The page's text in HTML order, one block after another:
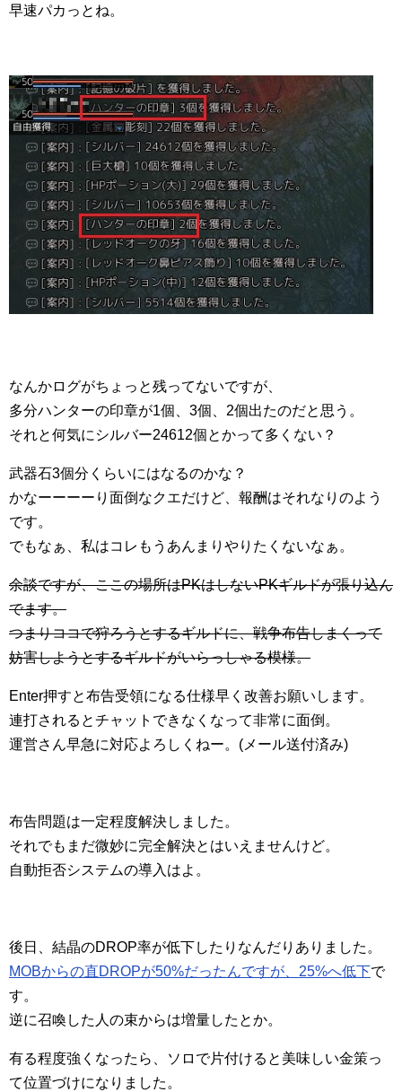
早速パカっとね。
なんかログがちょっと残ってないですが、
多分ハンターの印章が1個、3個、2個出たのだと思う。
それと何気にシルバー24612個とかって多くない？
武器石3個分くらいにはなるのかな？
かなーーーーり面倒なクエだけど、報酬はそれなりのよう
です。
でもなぁ、私はコレもうあんまりやりたくないなぁ。
余談ですが、ここの場所はPKはしないPKギルドが張り込ん
でます。
つまりココで狩ろうとするギルドに、戦争布告しまくって
妨害しようとするギルドがいらっしゃる模様。
Enter押すと布告受領になる仕様早く改善お願いします。
連打されるとチャットできなくなって非常に面倒。
運営さん早急に対応よろしくねー。(メール送付済み)
布告問題は一定程度解決しました。
それでもまだ微妙に完全解決とはいえませんけど。
自動拒否システムの導入はよ。
後日、結晶のDROP率が低下したりなんだりありました。
MOBからの直DROPが50%だったんですが、25%へ低下で
す。
逆に召喚した人の束からは増量したとか。
有る程度強くなったら、ソロで片付けると美味しい金策っ
て位置づけになりました。